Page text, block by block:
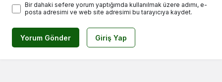
Bir dahaki sefere yorum yaptığımda kullanılmak üzere adımı, e-
posta adresimi ve web site adresimi bu tarayıcıya kaydet.
Yorum Gönder Giriş Yap